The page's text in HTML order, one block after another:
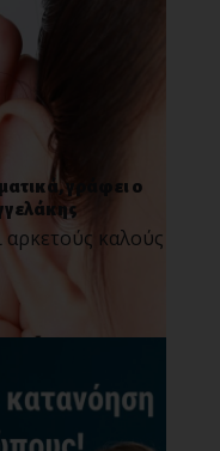
γράφει ο
καλούς